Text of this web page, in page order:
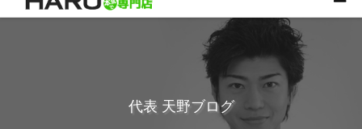
代表 天野ブログ